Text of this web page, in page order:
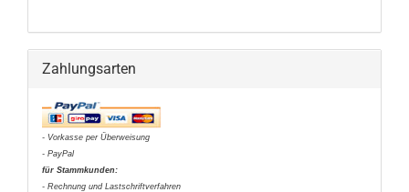
Zahlungsarten
- Vorkasse per Überweisung
- PayPal
für Stammkunden:
- Rechnung und Lastschriftverfahren